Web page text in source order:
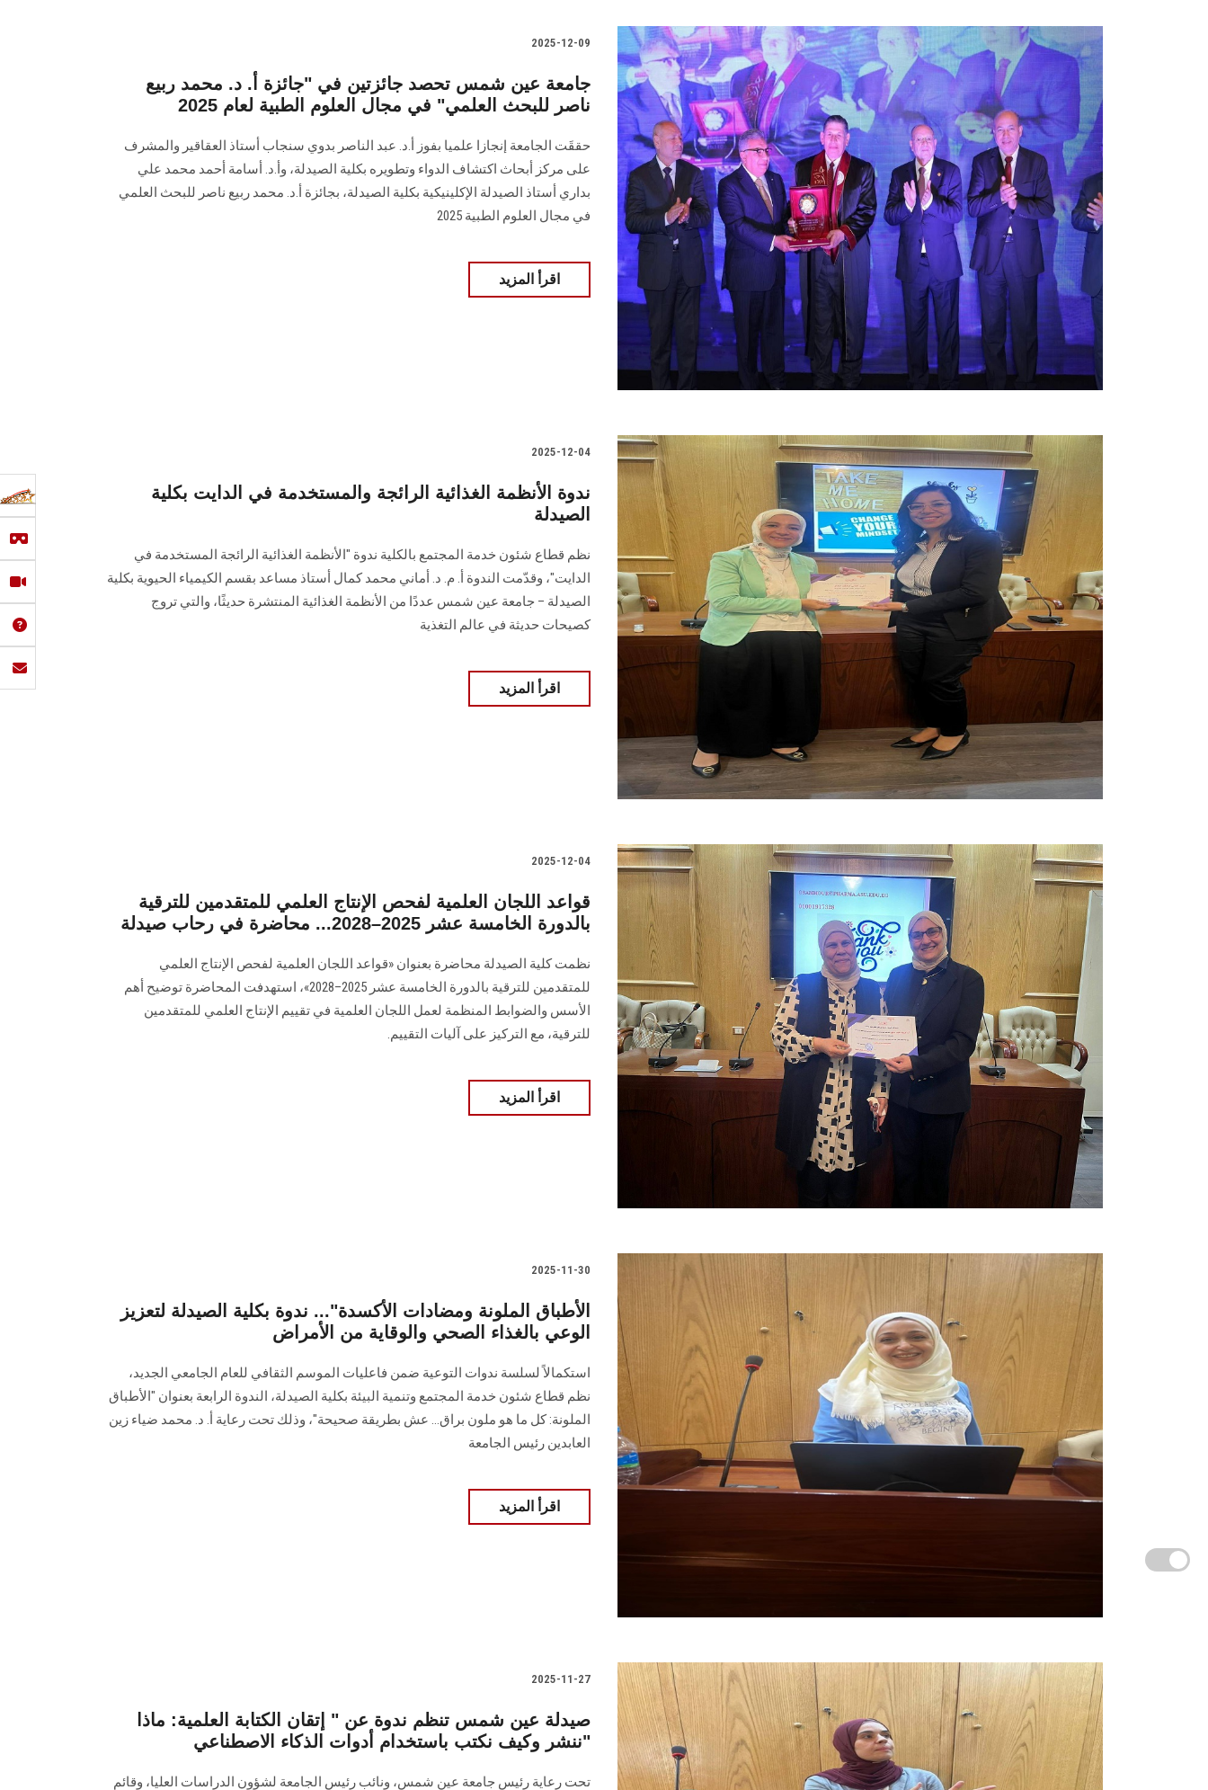
2025-12-09
جامعة عين شمس تحصد جائزتين في "جائزة أ. د. محمد ربيع
ناصر للبحث العلمي" في مجال العلوم الطبية لعام 2025
حققَت الجامعة إنجازا علميا بفوز أ.د. عبد الناصر بدوي سنجاب أستاذ العقاقير والمشرف
على مركز أبحاث اكتشاف الدواء وتطويره بكلية الصيدلة، وأ.د. أسامة أحمد محمد علي
بداري أستاذ الصيدلة الإكلينيكية بكلية الصيدلة، بجائزة أ.د. محمد ربيع ناصر للبحث العلمي
في مجال العلوم الطبية 2025
اقرأ المزيد
2025-12-04
ندوة الأنظمة الغذائية الرائجة والمستخدمة في الدايت بكلية
الصيدلة
نظم قطاع شئون خدمة المجتمع بالكلية ندوة "الأنظمة الغذائية الرائجة المستخدمة في
الدايت"، وقدّمت الندوة أ. م. د. أماني محمد كمال أستاذ مساعد بقسم الكيمياء الحيوية بكلية
الصيدلة – جامعة عين شمس عددًا من الأنظمة الغذائية المنتشرة حديثًا، والتي تروج
كصيحات حديثة في عالم التغذية
اقرأ المزيد
2025-12-04
قواعد اللجان العلمية لفحص الإنتاج العلمي للمتقدمين للترقية
بالدورة الخامسة عشر 2025–2028... محاضرة في رحاب صيدلة
نظمت كلية الصيدلة محاضرة بعنوان «قواعد اللجان العلمية لفحص الإنتاج العلمي
للمتقدمين للترقية بالدورة الخامسة عشر 2025–2028»، استهدفت المحاضرة توضيح أهم
الأسس والضوابط المنظمة لعمل اللجان العلمية في تقييم الإنتاج العلمي للمتقدمين
للترقية، مع التركيز على آليات التقييم.
اقرأ المزيد
2025-11-30
الأطباق الملونة ومضادات الأكسدة"... ندوة بكلية الصيدلة لتعزيز
الوعي بالغذاء الصحي والوقاية من الأمراض
استكمالاً لسلسة ندوات التوعية ضمن فاعليات الموسم الثقافي للعام الجامعي الجديد،
نظم قطاع شئون خدمة المجتمع وتنمية البيئة بكلية الصيدلة، الندوة الرابعة بعنوان "الأطباق
الملونة: كل ما هو ملون براق… عش بطريقة صحيحة"، وذلك تحت رعاية أ. د. محمد ضياء زين
العابدين رئيس الجامعة
اقرأ المزيد
2025-11-27
صيدلة عين شمس تنظم ندوة عن " إتقان الكتابة العلمية: ماذا
ننشر وكيف نكتب باستخدام أدوات الذكاء الاصطناعي"
تحت رعاية رئيس جامعة عين شمس، ونائب رئيس الجامعة لشؤون الدراسات العليا، وقائم